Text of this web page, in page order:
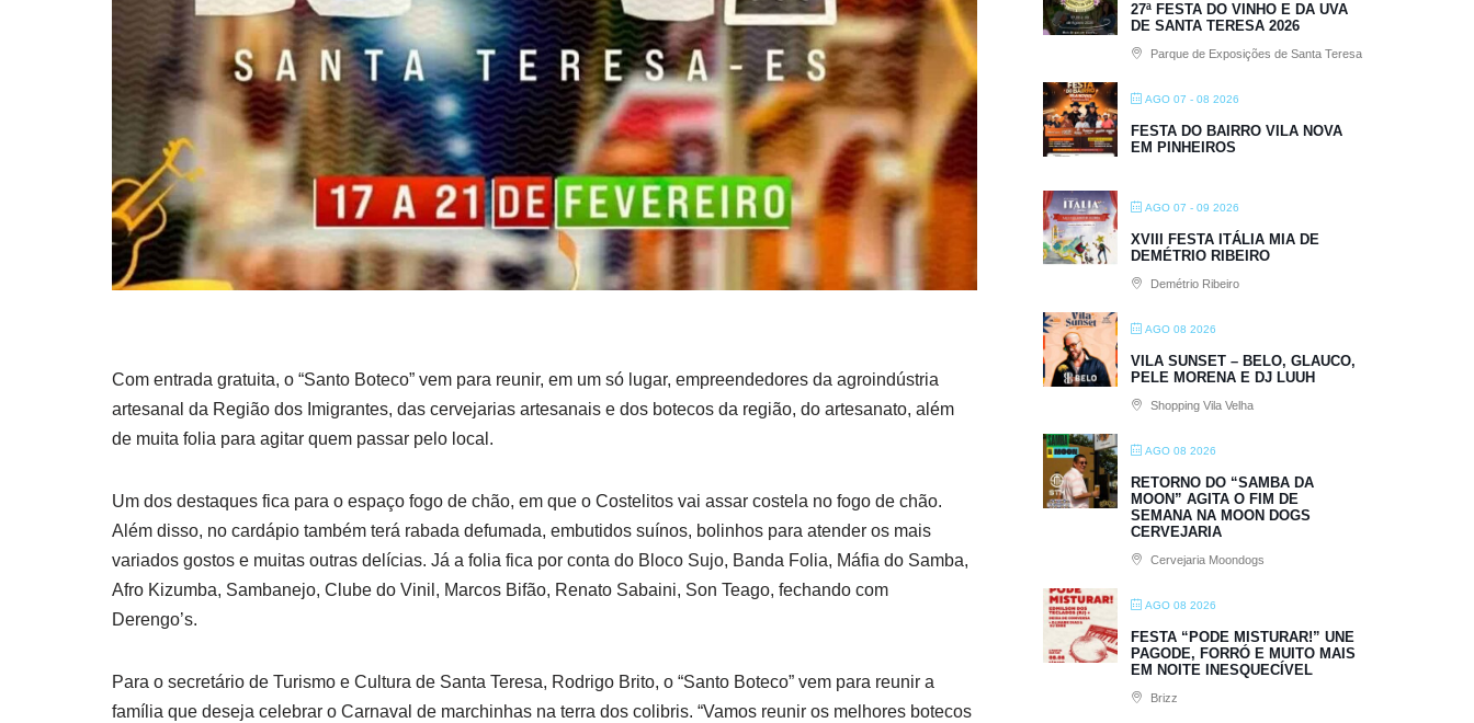
Com entrada gratuita, o “Santo Boteco” vem para reunir, em um só lugar, empreendedores da agroindústria
artesanal da Região dos Imigrantes, das cervejarias artesanais e dos botecos da região, do artesanato, além
de muita folia para agitar quem passar pelo local.
Um dos destaques fica para o espaço fogo de chão, em que o Costelitos vai assar costela no fogo de chão.
Além disso, no cardápio também terá rabada defumada, embutidos suínos, bolinhos para atender os mais
variados gostos e muitas outras delícias. Já a folia fica por conta do Bloco Sujo, Banda Folia, Máfia do Samba,
Afro Kizumba, Sambanejo, Clube do Vinil, Marcos Bifão, Renato Sabaini, Son Teago, fechando com
Derengo’s.
Para o secretário de Turismo e Cultura de Santa Teresa, Rodrigo Brito, o “Santo Boteco” vem para reunir a
família que deseja celebrar o Carnaval de marchinhas na terra dos colibris. “Vamos reunir os melhores botecos
27ª FESTA DO VINHO E DA UVA
DE SANTA TERESA 2026
Parque de Exposições de Santa Teresa
AGO 07 - 08 2026
FESTA DO BAIRRO VILA NOVA
EM PINHEIROS
AGO 07 - 09 2026
XVIII FESTA ITÁLIA MIA DE
DEMÉTRIO RIBEIRO
Demétrio Ribeiro
AGO 08 2026
VILA SUNSET – BELO, GLAUCO,
PELE MORENA E DJ LUUH
Shopping Vila Velha
AGO 08 2026
RETORNO DO “SAMBA DA
MOON” AGITA O FIM DE
SEMANA NA MOON DOGS
CERVEJARIA
Cervejaria Moondogs
AGO 08 2026
FESTA “PODE MISTURAR!” UNE
PAGODE, FORRÓ E MUITO MAIS
EM NOITE INESQUECÍVEL
Brizz